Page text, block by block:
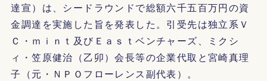
達宣）は、シードラウンドで総額六千五百万円の資
金調達を実施した旨を発表した。引受先は独立系Ｖ
Ｃ・ｍｉｎｔ及びＥａｓｔベンチャーズ、ミクシ
ィ・笠原健治（乙卯）会長等の企業代取と宮崎真理
子（元・ＮＰＯフローレンス副代表）。